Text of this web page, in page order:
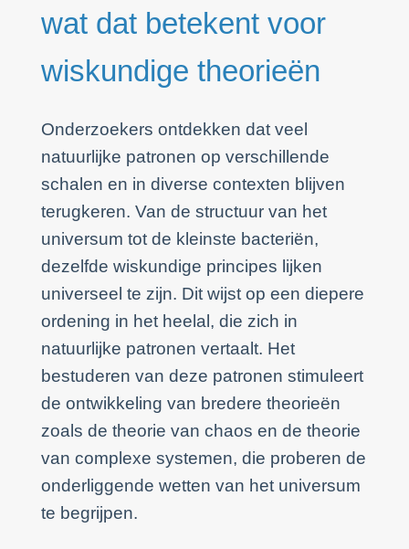
wat dat betekent voor
wiskundige theorieën
Onderzoekers ontdekken dat veel
natuurlijke patronen op verschillende
schalen en in diverse contexten blijven
terugkeren. Van de structuur van het
universum tot de kleinste bacteriën,
dezelfde wiskundige principes lijken
universeel te zijn. Dit wijst op een diepere
ordening in het heelal, die zich in
natuurlijke patronen vertaalt. Het
bestuderen van deze patronen stimuleert
de ontwikkeling van bredere theorieën
zoals de theorie van chaos en de theorie
van complexe systemen, die proberen de
onderliggende wetten van het universum
te begrijpen.